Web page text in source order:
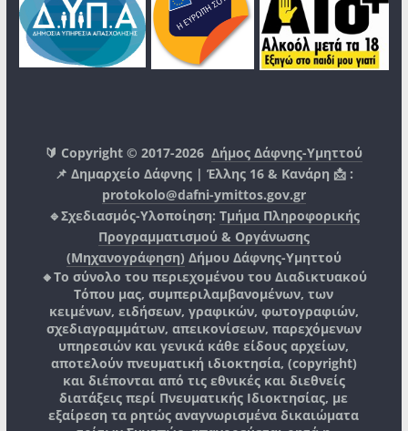
🔰 Copyright © 2017-2026Δήμος Δάφνης-Υμηττού
📌 Δημαρχείο Δάφνης | Έλλης 16 & Κανάρη 📩 :
protokolo@dafni-ymittos.gov.gr
🔹Σχεδιασμός-Υλοποίηση: Τμήμα Πληροφορικής
Προγραμματισμού & Οργάνωσης
(Μηχανογράφηση) Δήμου Δάφνης-Υμηττού
🔸Το σύνολο του περιεχομένου του Διαδικτυακού
Τόπου μας, συμπεριλαμβανομένων, των
κειμένων, ειδήσεων, γραφικών, φωτογραφιών,
σχεδιαγραμμάτων, απεικονίσεων, παρεχόμενων
υπηρεσιών και γενικά κάθε είδους αρχείων,
αποτελούν πνευματική ιδιοκτησία, (copyright)
και διέπονται από τις εθνικές και διεθνείς
διατάξεις περί Πνευματικής Ιδιοκτησίας, με
εξαίρεση τα ρητώς αναγνωρισμένα δικαιώματα